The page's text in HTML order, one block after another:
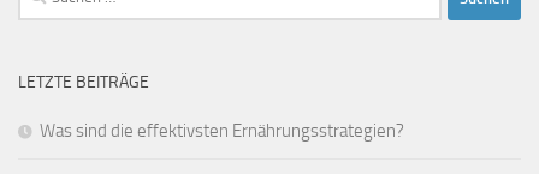
nach:
LETZTE BEITRÄGE
Was sind die effektivsten Ernährungsstrategien?